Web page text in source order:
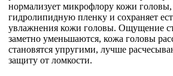
нормализует микрофлору кожи головы,
гидролипидную пленку и сохраняет
увлажнения кожи головы. Ощущение
заметно уменьшаются, кожа головы
становятся упругими, лучше
защиту от ломкости.